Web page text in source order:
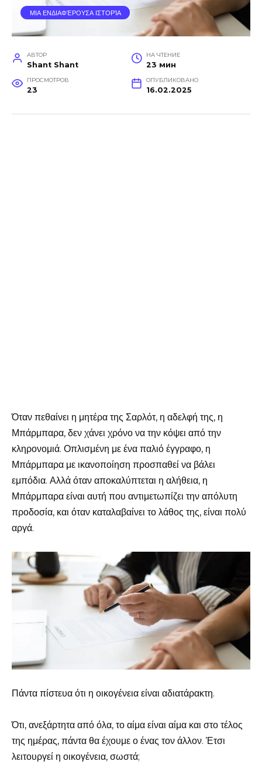
ΜΙΑ ΕΝΔΙΑΦΈΡΟΥΣΑ ΙΣΤΟΡΊΑ
АВТОР
Shant Shant
НА ЧТЕНИЕ
23 мин
ПРОСМОТРОВ
23
ОПУБЛИКОВАНО
16.02.2025
Όταν πεθαίνει η μητέρα της Σαρλότ, η αδελφή της, η
Μπάρμπαρα, δεν χάνει χρόνο να την κόψει από την
κληρονομιά. Οπλισμένη με ένα παλιό έγγραφο, η
Μπάρμπαρα με ικανοποίηση προσπαθεί να βάλει
εμπόδια. Αλλά όταν αποκαλύπτεται η αλήθεια, η
Μπάρμπαρα είναι αυτή που αντιμετωπίζει την απόλυτη
προδοσία, και όταν καταλαβαίνει το λάθος της, είναι πολύ
αργά.
Πάντα πίστευα ότι η οικογένεια είναι αδιατάρακτη.
Ότι, ανεξάρτητα από όλα, το αίμα είναι αίμα και στο τέλος
της ημέρας, πάντα θα έχουμε ο ένας τον άλλον. Έτσι
λειτουργεί η οικογένεια, σωστά;